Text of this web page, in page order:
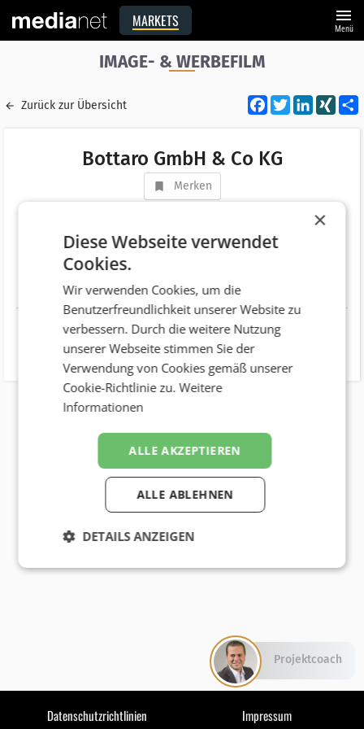
MARKETS menu
Menü
IMAGE- & WERBEFILM
Zurück zur Übersicht Facebook
Twitter XING
Bottaro GmbH & Co KG
Merken
AT 9520 Sattendorf
Telefonnummer +43 (4248) 2309
Website http://www.bottaro.com/
Datenschutzrichtlinien Impressum
×
Diese Webseite verwendet
Cookies.
Wir verwenden Cookies, um die
Benutzerfreundlichkeit unserer Website zu
verbessern. Durch die weitere Nutzung
unserer Webseite stimmen Sie der
Verwendung von Cookies gemäß unserer
Cookie-Richtlinie zu.Weitere
Informationen
ALLE AKZEPTIEREN
ALLE ABLEHNEN
DETAILS ANZEIGEN
Projektcoach